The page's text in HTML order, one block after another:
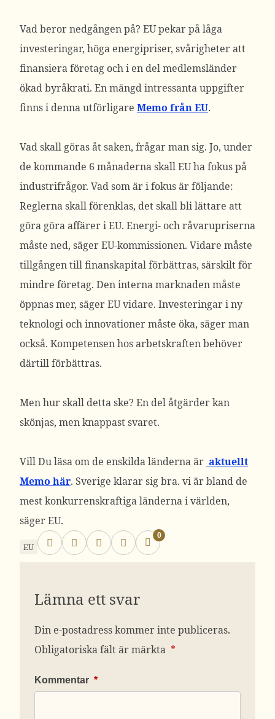
Vad beror nedgången på? EU pekar på låga
investeringar, höga energipriser, svårigheter att
finansiera företag och i en del medlemsländer
ökad byråkrati. En mängd intressanta uppgifter
finns i denna utförligare Memo från EU.
Vad skall göras åt saken, frågar man sig. Jo, under
de kommande 6 månaderna skall EU ha fokus på
industrifrågor. Vad som är i fokus är följande:
Reglerna skall förenklas, det skall bli lättare att
göra göra affärer i EU. Energi- och råvarupriserna
måste ned, säger EU-kommissionen. Vidare måste
tillgången till finanskapital förbättras, särskilt för
mindre företag. Den interna marknaden måste
öppnas mer, säger EU vidare. Investeringar i ny
teknologi och innovationer måste öka, säger man
också. Kompetensen hos arbetskraften behöver
därtill förbättras.
Men hur skall detta ske? En del åtgärder kan
skönjas, men knappast svaret.
Vill Du läsa om de enskilda länderna är aktuellt
Memo här. Sverige klarar sig bra. vi är bland de
mest konkurrenskraftiga länderna i världen,
säger EU.
EU
0
Lämna ett svar
Din e-postadress kommer inte publiceras.
Obligatoriska fält är märkta *
Kommentar *